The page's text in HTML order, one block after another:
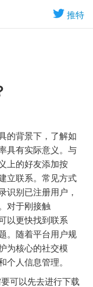
推特
的背景下，了解如
具有实际意义。与
上的好友添加按
立联系。常见方式
识别已注册用户，
对于刚接触
以更快找到联系
。随着平台用户规
为核心的社交模
个人信息管理。
可以先去进行下载